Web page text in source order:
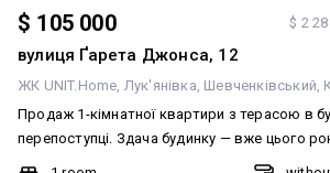
$ 105 000 $ 2
вулиця Ґарета Джонса, 12
ЖК UNIT.Home Лук'янівка Шевченківський
Продаж 1-кімнатної квартири з терасою в
перепоступці. Здача будинку — вже цього року. Квартира
планування: окрема спальня та простора